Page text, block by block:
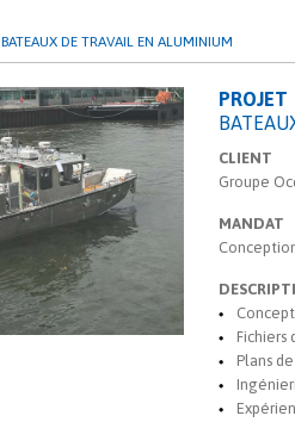
BATEAUX DE TRAVAIL EN ALUMINIUM
PROJET
CLIENT
Groupe
MANDAT
Fichiers
Plans